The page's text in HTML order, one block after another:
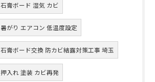
石膏ボード 湿気 カビ
暑がり エアコン 低温度設定
石膏ボード交換 防カビ結露対策工事 埼玉
押入れ 塗装 カビ再発